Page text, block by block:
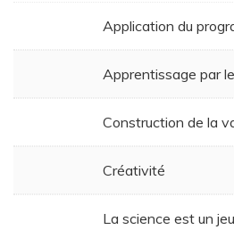
Application du
Apprentissage par
Construction de la
Créativité
La science est un